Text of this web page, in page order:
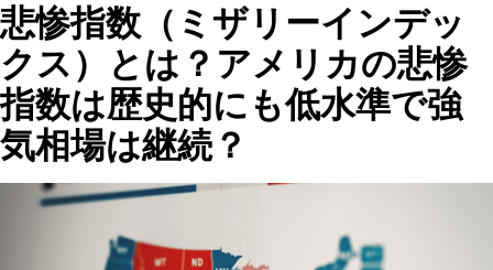
悲惨指数（ミザリーインデッ
クス）とは？アメリカの悲惨
指数は歴史的にも低水準で強
気相場は継続？